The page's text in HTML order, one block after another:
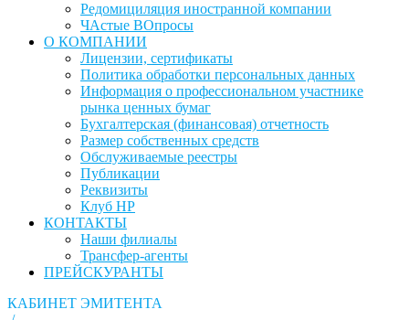
Редомициляция иностранной компании
ЧАстые ВОпросы
О КОМПАНИИ
Лицензии, сертификаты
Политика обработки персональных данных
Информация о профессиональном участнике
рынка ценных бумаг
Бухгалтерская (финансовая) отчетность
Размер собственных средств
Обслуживаемые реестры
Публикации
Реквизиты
Клуб НР
КОНТАКТЫ
Наши филиалы
Трансфер-агенты
ПРЕЙСКУРАНТЫ
КАБИНЕТ ЭМИТЕНТА